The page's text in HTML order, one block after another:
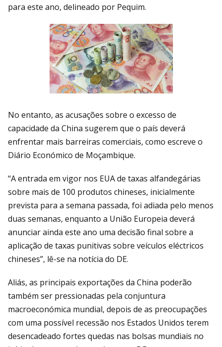
para este ano, delineado por Pequim.
No entanto, as acusações sobre o excesso de
capacidade da China sugerem que o país deverá
enfrentar mais barreiras comerciais, como escreve o
Diário Económico de Moçambique.
“A entrada em vigor nos EUA de taxas alfandegárias
sobre mais de 100 produtos chineses, inicialmente
prevista para a semana passada, foi adiada pelo menos
duas semanas, enquanto a União Europeia deverá
anunciar ainda este ano uma decisão final sobre a
aplicação de taxas punitivas sobre veículos eléctricos
chineses”, lê-se na notícia do DE.
Aliás, as principais exportações da China poderão
também ser pressionadas pela conjuntura
macroeconómica mundial, depois de as preocupações
com uma possível recessão nos Estados Unidos terem
desencadeado fortes quedas nas bolsas mundiais no